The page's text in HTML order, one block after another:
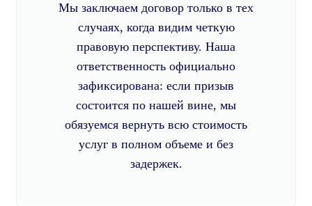
Мы заключаем договор только в тех
случаях, когда видим четкую
правовую перспективу. Наша
ответственность официально
зафиксирована: если призыв
состоится по нашей вине, мы
обязуемся вернуть всю стоимость
услуг в полном объеме и без
задержек.